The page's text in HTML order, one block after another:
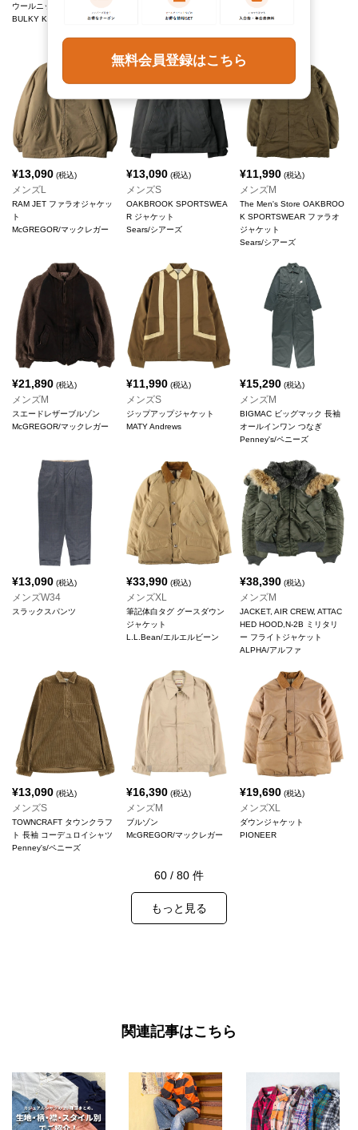
ウールニットカーディガン
BULKY KNIT
ss ミリタリー ドレスパンツ
ZERO KING
¥13,090 (税込)
メンズL
RAM JET ファラオジャケッ
ト
McGREGOR/マックレガー
¥13,090(税込)
メンズS
OAKBROOK SPORTSWEA
R ジャケット
Sears/シアーズ
¥11,990 (税込)
メンズM
The Men's Store OAKBROO
K SPORTSWEAR ファラオ
ジャケット
Sears/シアーズ
¥21,890 (税込)
メンズM
スエードレザーブルゾン
McGREGOR/マックレガー
¥11,990(税込)
メンズS
ジップアップジャケット
MATY Andrews
¥15,290 (税込)
メンズM
BIGMAC ビッグマック 長袖
オールインワン つなぎ
Penney's/ペニーズ
¥13,090 (税込)
メンズW34
スラックスパンツ
¥33,990(税込)
メンズXL
筆記体白タグ グースダウン
ジャケット
L.L.Bean/エルエルビーン
¥38,390 (税込)
メンズM
JACKET, AIR CREW, ATTAC
HED HOOD,N-2B ミリタリ
ー フライトジャケット
ALPHA/アルファ
¥13,090 (税込)
メンズS
TOWNCRAFT タウンクラフ
ト 長袖 コーデュロイシャツ
Penney's/ペニーズ
¥16,390(税込)
メンズM
ブルゾン
McGREGOR/マックレガー
¥19,690 (税込)
メンズXL
ダウンジャケット
PIONEER
60 / 80 件
もっと見る
関連記事はこちら
無料会員登録はこちら